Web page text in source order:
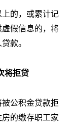
的，或累计记
假信息的，将
款。
将拒贷
公积金贷款拒
的缴存职工家